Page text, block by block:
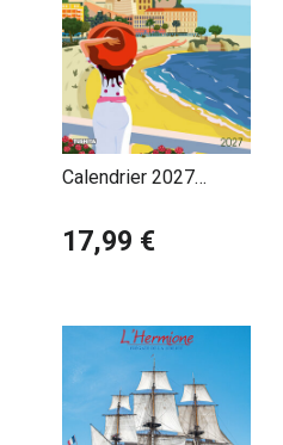
Calendrier 2027
Vintage
17,99 €